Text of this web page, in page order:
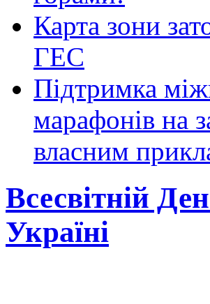
Карта зони
ГЕС
Підтримка
марафонів на
власним
Всесвітній
Україні